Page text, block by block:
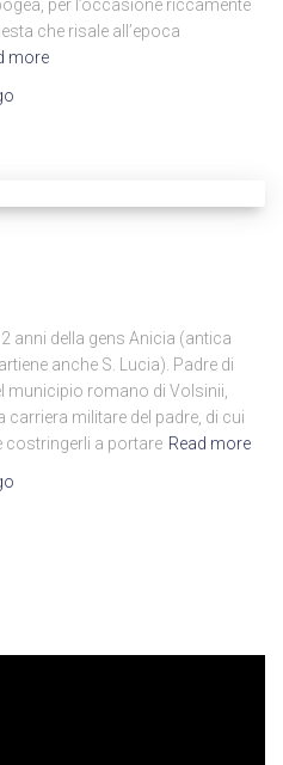
per l’occasione riccamente
che risale all’epoca
more
anni della gens Anicia (antica
anche S. Lucia). Padre di
municipio romano di Volsinii,
militare del padre, di cui
costringerli a portare Read more